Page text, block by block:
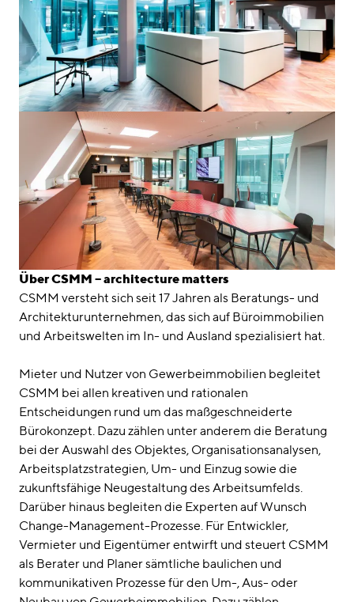
Über CSMM – architecture matters
CSMM versteht sich seit 17 Jahren als Beratungs- und
Architekturunternehmen, das sich auf Büroimmobilien
und Arbeitswelten im In- und Ausland spezialisiert hat.
Mieter und Nutzer von Gewerbeimmobilien begleitet
CSMM bei allen kreativen und rationalen
Entscheidungen rund um das maßgeschneiderte
Bürokonzept. Dazu zählen unter anderem die Beratung
bei der Auswahl des Objektes, Organisationsanalysen,
Arbeitsplatzstrategien, Um- und Einzug sowie die
zukunftsfähige Neugestaltung des Arbeitsumfelds.
Darüber hinaus begleiten die Experten auf Wunsch
Change-Management-Prozesse. Für Entwickler,
Vermieter und Eigentümer entwirft und steuert CSMM
als Berater und Planer sämtliche baulichen und
kommunikativen Prozesse für den Um-, Aus- oder